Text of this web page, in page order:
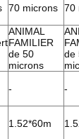
70 microns 70
ANIMAL
FAMILIER
de 50
microns
de
- -
1.52*60m